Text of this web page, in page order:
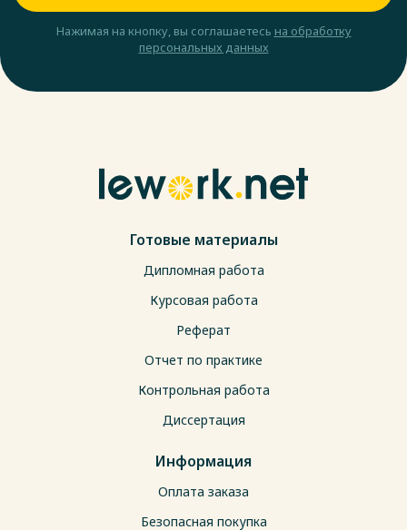
Нажимая на кнопку, вы соглашаетесь на обработку
персональных данных
Готовые материалы
Дипломная работа
Курсовая работа
Реферат
Отчет по практике
Контрольная работа
Диссертация
Информация
Оплата заказа
Безопасная покупка